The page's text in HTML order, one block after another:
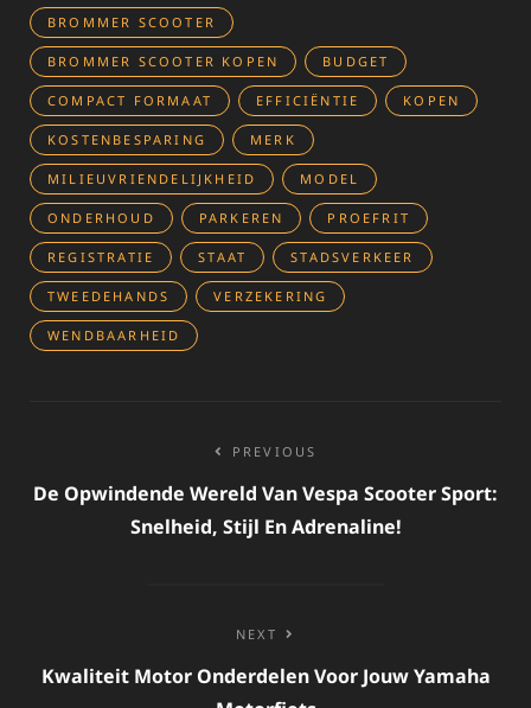
BROMMER SCOOTER
BROMMER SCOOTER KOPEN BUDGET
COMPACT FORMAAT EFFICIËNTIE KOPEN
KOSTENBESPARING MERK
MILIEUVRIENDELIJKHEID MODEL
ONDERHOUD PARKEREN PROEFRIT
REGISTRATIE STAAT STADSVERKEER
TWEEDEHANDS VERZEKERING
WENDBAARHEID
navigatie
PREVIOUS
De Opwindende Wereld Van Vespa Scooter Sport:
Snelheid, Stijl En Adrenaline!
NEXT
Kwaliteit Motor Onderdelen Voor Jouw Yamaha